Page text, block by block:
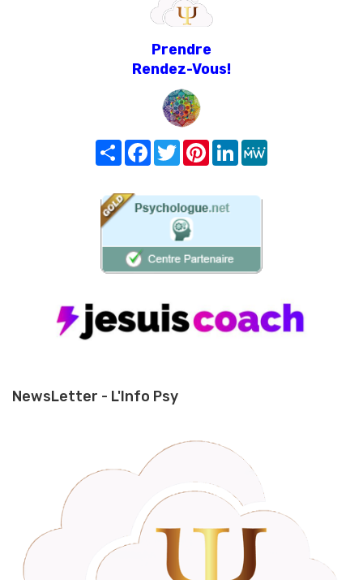
Prendre
Rendez-Vous!
Share FacebookTwitterPinterest
LinkedIn
NewsLetter - L'Info Psy